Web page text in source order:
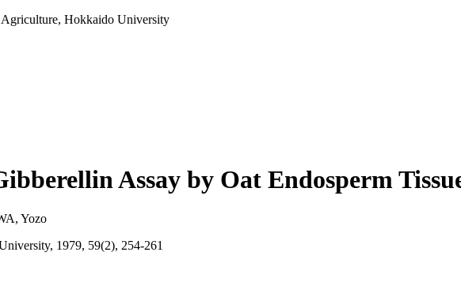
Agriculture, Hokkaido University
Assay by Oat Endosperm
Yozo
1979, 59(2), 254-261